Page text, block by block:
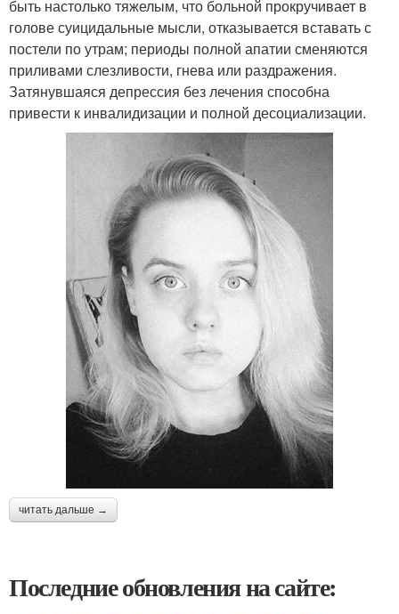
быть настолько тяжелым, что больной прокручивает в
голове суицидальные мысли, отказывается вставать с
постели по утрам; периоды полной апатии сменяются
приливами слезливости, гнева или раздражения.
Затянувшаяся депрессия без лечения способна
привести к инвалидизации и полной десоциализации.
читать дальше →
Последние обновления на сайте: